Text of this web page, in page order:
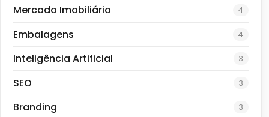
Mercado Imobiliário 4
Embalagens 4
Inteligência Artificial 3
SEO 3
Branding 3